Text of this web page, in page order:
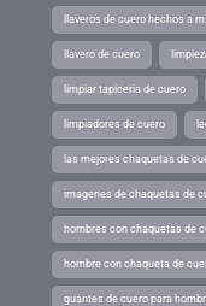
llaveros de cuero hechos a
llavero de cuero
limpiar tapiceria de cuero
limpiadores de cuero
las mejores chaquetas de
imagenes de chaquetas de
hombres con chaquetas de
hombre con chaqueta de
guantes de cuero para